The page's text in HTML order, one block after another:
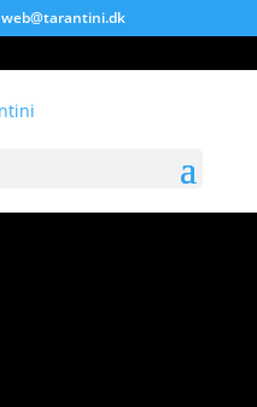
web@tarantini.dk